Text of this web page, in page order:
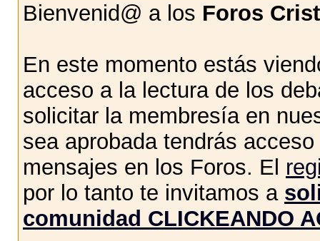
Bienvenid@ a los Foros
En este momento estás
acceso a la lectura de los
solicitar la membresía en
sea aprobada tendrás
mensajes en los Foros. El
por lo tanto te invitamos a
comunidad CLICKEANDO